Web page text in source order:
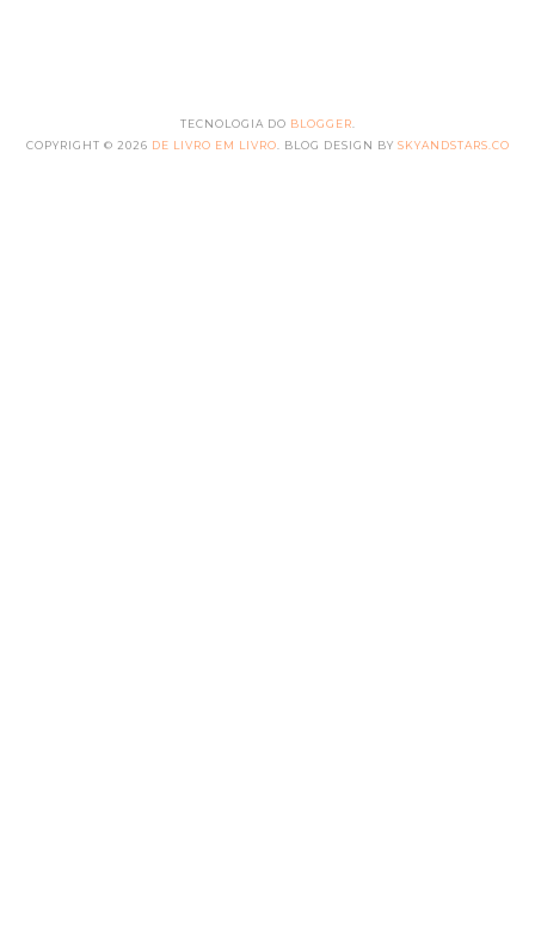
TECNOLOGIA DO BLOGGER
COPYRIGHT © 2026 DE LIVRO EM LIVRO . BLOG DESIGN BY SKYANDSTARS.CO